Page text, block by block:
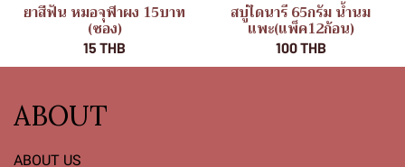
ยาสีฟัน หมอจุฬาผง 15บาท
(ซอง)
15 THB
สบู่ไดนารี 65กรัม น้ำนม
แพะ(แพ็ค12ก้อน)
100 THB
ABOUT
ABOUT US